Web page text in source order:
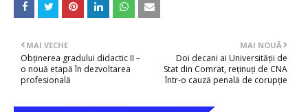
MAI NOUĂ
Doi decani ai Universității de
Stat din Comrat, reținuți de CNA
într-o cauză penală de corupție
MAI VECHE
Obținerea gradului didactic II –
o nouă etapă în dezvoltarea
profesională